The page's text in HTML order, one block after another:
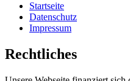
Startseite
Datenschutz
Impressum
Rechtliches